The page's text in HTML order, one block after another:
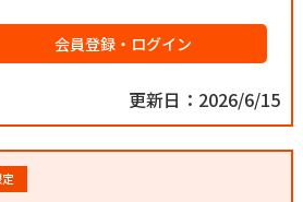
会員登録・ログイン
更新日：2026/6/15